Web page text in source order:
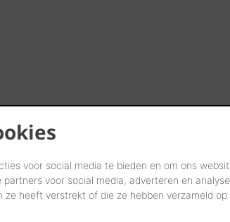
voor social media te bieden en om ons
voor social media, adverteren en
heeft verstrekt of die ze hebben verzameld op